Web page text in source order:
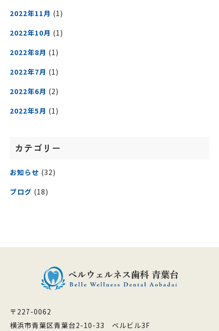
2022年11月 (1)
2022年10月 (1)
2022年8月 (1)
2022年7月 (1)
2022年6月 (2)
2022年5月 (1)
カテゴリー
お知らせ (32)
ブログ (18)
〒227-0062
横浜市青葉区青葉台2-10-33 ベルビル3F